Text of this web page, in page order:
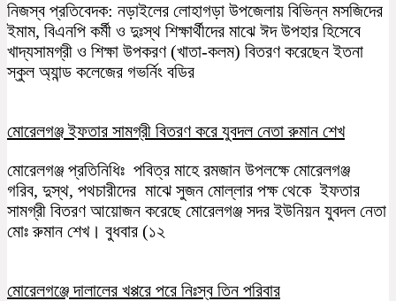
নিজস্ব প্রতিবেদক: নড়াইলের লোহাগড়া উপজেলায় বিভিন্ন মসজিদের
ইমাম, বিএনপি কর্মী ও দুঃস্থ শিক্ষার্থীদের মাঝে ঈদ উপহার হিসেবে
খাদ্যসামগ্রী ও শিক্ষা উপকরণ (খাতা-কলম) বিতরণ করেছেন ইতনা
স্কুল অ্যান্ড কলেজের গভর্নিং বডির
মোরেলগঞ্জ ইফতার সামগ্রী বিতরণ করে যুবদল নেতা রুমান শেখ
মোরেলগঞ্জ প্রতিনিধিঃ পবিত্র মাহে রমজান উপলক্ষে মোরেলগঞ্জ
গরিব, দুস্থ, পথচারীদের মাঝে সুজন মোল্লার পক্ষ থেকে ইফতার
সামগ্রী বিতরণ আয়োজন করেছে মোরেলগঞ্জ সদর ইউনিয়ন যুবদল নেতা
মোঃ রুমান শেখ। বুধবার (১২
মোরেলগঞ্জে দালালের খপ্পরে পরে নিঃস্ব তিন পরিবার